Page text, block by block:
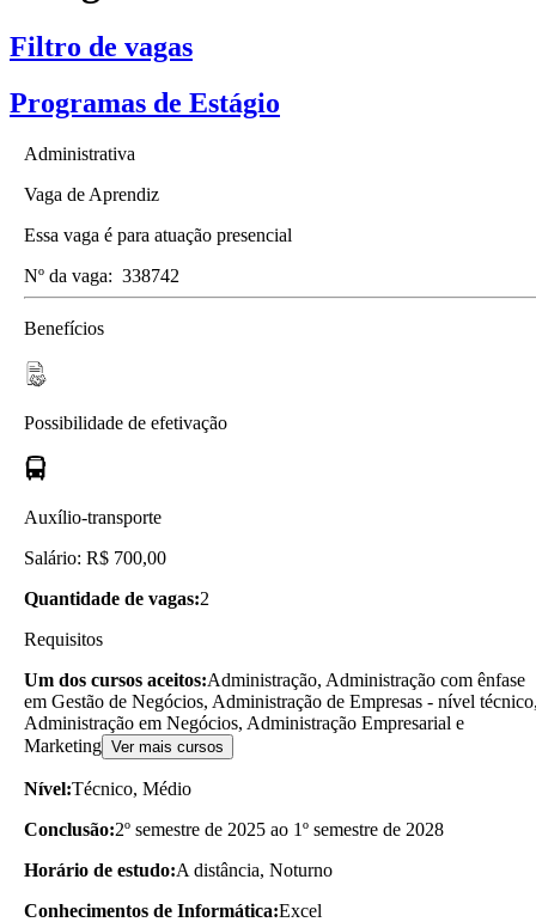
Filtro de vagas
Programas de Estágio
Administrativa
Vaga de Aprendiz
Essa vaga é para atuação presencial
Nº da vaga: 338742
Benefícios
Possibilidade de efetivação
Auxílio-transporte
Salário: R$ 700,00
Quantidade de vagas:2
Requisitos
Um dos cursos aceitos:Administração, Administração com ênfase
em Gestão de Negócios, Administração de Empresas - nível
Administração em Negócios, Administração Empresarial e
Marketing Ver mais cursos
Nível:Técnico, Médio
Conclusão:2º semestre de 2025 ao 1º semestre de 2028
Horário de estudo:A distância, Noturno
Conhecimentos de Informática:Excel